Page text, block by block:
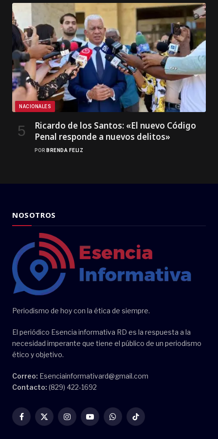
NACIONALES
Ricardo de los Santos: «El nuevo Código
Penal responde a nuevos delitos»
POR BRENDA FELIZ
NOSOTROS
Periodismo de hoy con la ética de siempre.
El periódico Esencia informativa RD es la respuesta a la
necesidad imperante que tiene el público de un periodismo
ético y objetivo.
Correo: Esenciainformativard@gmail.com
Contacto: (829) 422-1692
Facebook
X
InstagramYouTubeWhatsAppTikTok